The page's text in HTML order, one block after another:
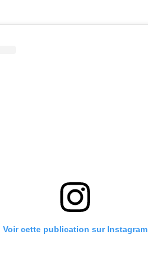
Voir cette publication sur Instagram